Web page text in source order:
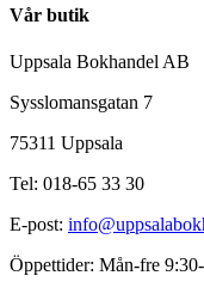
Vår butik
Uppsala Bokhandel AB
Sysslomansgatan 7
75311 Uppsala
Tel: 018-65 33 30
E-post:
Öppettider: Mån-fre